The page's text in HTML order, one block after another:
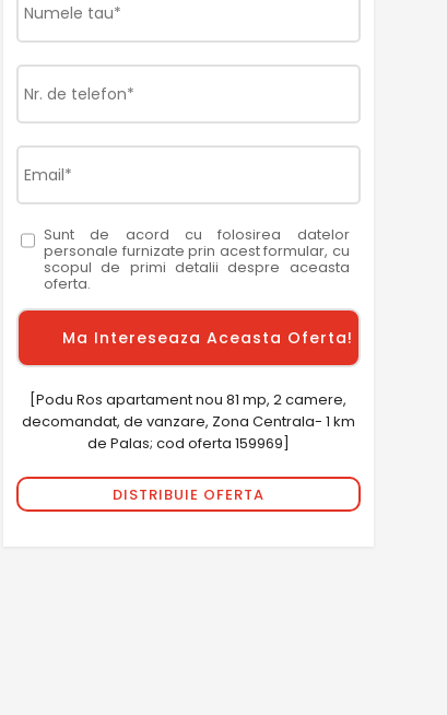
Sunt de acord cu folosirea datelor
personale furnizate prin acest formular, cu
scopul de primi detalii despre aceasta
oferta.
[Podu Ros apartament nou 81 mp, 2 camere,
decomandat, de vanzare, Zona Centrala- 1 km
de Palas; cod oferta 159969]
DISTRIBUIE OFERTA